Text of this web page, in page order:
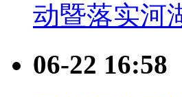
动暨落实河
06-22 16:58